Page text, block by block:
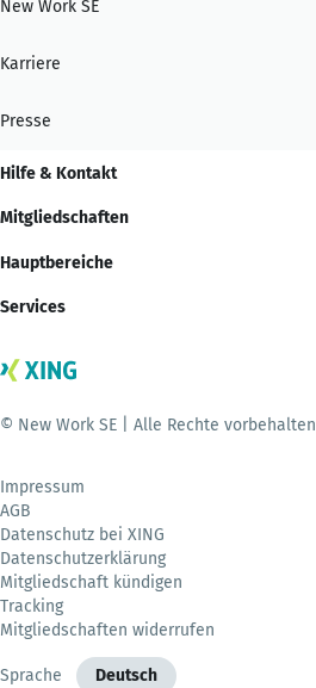
New Work SE
Karriere
Presse
Hilfe & Kontakt
Mitgliedschaften
Hauptbereiche
Services
© New Work SE | Alle Rechte vorbehalten
Impressum
AGB
Datenschutz bei XING
Datenschutzerklärung
Mitgliedschaft kündigen
Tracking
Mitgliedschaften widerrufen
Sprache Deutsch